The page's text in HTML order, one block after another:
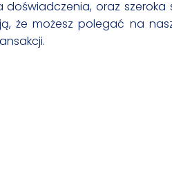
oraz szeroka
że możesz polegać na